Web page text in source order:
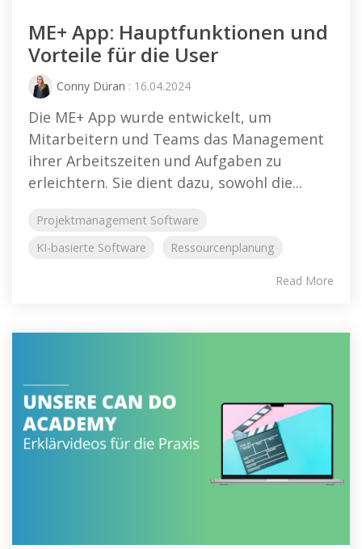
ME+ App: Hauptfunktionen und
Vorteile für die User
Conny Düran : 16.04.2024
Die ME+ App wurde entwickelt, um
Mitarbeitern und Teams das Management
ihrer Arbeitszeiten und Aufgaben zu
erleichtern. Sie dient dazu, sowohl die...
Projektmanagement Software
KI-basierte Software
Ressourcenplanung
Read More